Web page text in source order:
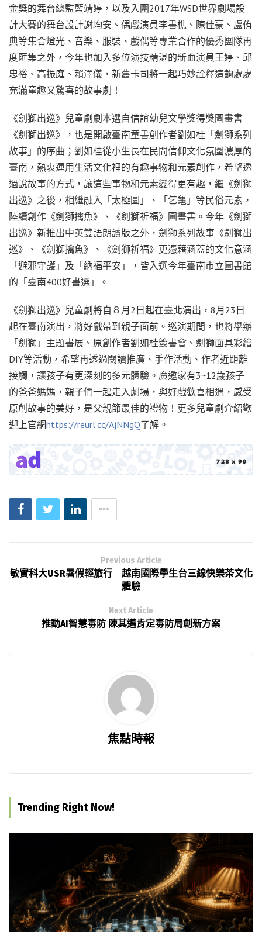
金獎的舞台總監藍靖婷，以及入圍2017年WSD世界劇場設
計大賽的舞台設計謝均安、偶戲演員李書樵、陳佳豪、盧侑
典等集合燈光、音樂、服裝、戲偶等專業合作的優秀團隊再
度匯集之外，今年也加入多位演技精湛的新血演員王婷、邱
忠裕、高振庭、賴澤儀，新舊卡司將一起巧妙詮釋這齣處處
充滿童趣又驚喜的故事劇！
《劍獅出巡》兒童劇劇本選自信誼幼兒文學獎得獎圖畫書
《劍獅出巡》，也是開啟臺南童書創作者劉如桂「劍獅系列
故事」的序曲；劉如桂從小生長在民間信仰文化氛圍濃厚的
臺南，熱衷運用生活文化裡的有趣事物和元素創作，希望透
過說故事的方式，讓這些事物和元素變得更有趣，繼《劍獅
出巡》之後，相繼融入「太極圖」、「乞龜」等民俗元素，
陸續創作《劍獅擒魚》、《劍獅祈福》圖畫書。今年《劍獅
出巡》新推出中英雙語朗讀版之外，劍獅系列故事《劍獅出
巡》、《劍獅擒魚》、《劍獅祈福》更憑藉涵蓋的文化意涵
「避邪守護」及「納福平安」，皆入選今年臺南市立圖書館
的「臺南400好書選」。
《劍獅出巡》兒童劇將自８月2日起在臺北演出，8月23日
起在臺南演出，將好戲帶到親子面前。巡演期間，也將舉辦
「劍獅」主題書展、原創作者劉如桂簽書會、劍獅面具彩繪
DIY等活動，希望再透過閱讀推廣、手作活動、作者近距離
接觸，讓孩子有更深刻的多元體驗。廣邀家有3~12歲孩子
的爸爸媽媽，親子們一起走入劇場，與好戲歡喜相遇，感受
原創故事的美好，是父親節最佳的禮物！更多兒童劇介紹歡
迎上官網https://reurl.cc/AjNNgQ了解。
Previous Article
敏實科大USR暑假輕旅行 越南國際學生台三線快樂茶文化
體驗
Next Article
推動AI智慧毒防 陳其邁肯定毒防局創新方案
焦點時報
Trending Right Now!